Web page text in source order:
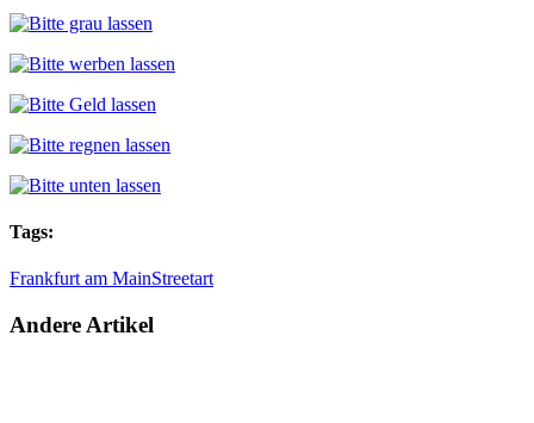
Tags:
Frankfurt am MainStreetart
Andere Artikel